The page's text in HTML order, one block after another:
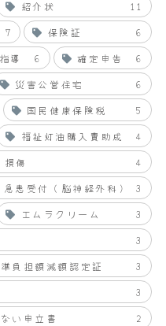
紹介状
11
7 保険証
6
導 6 確定申告
6
災害公営住宅
6
国民健康保険税
5
福祉灯油購入費助成
4
傷
4
急患受付（脳神経外科）
3
エムラクリーム
3
3
負担額減額認定証
3
3
い申立書
2